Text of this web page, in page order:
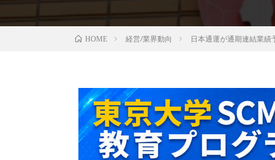
HOME 経営/業界動向 日本通運が通期連結業績